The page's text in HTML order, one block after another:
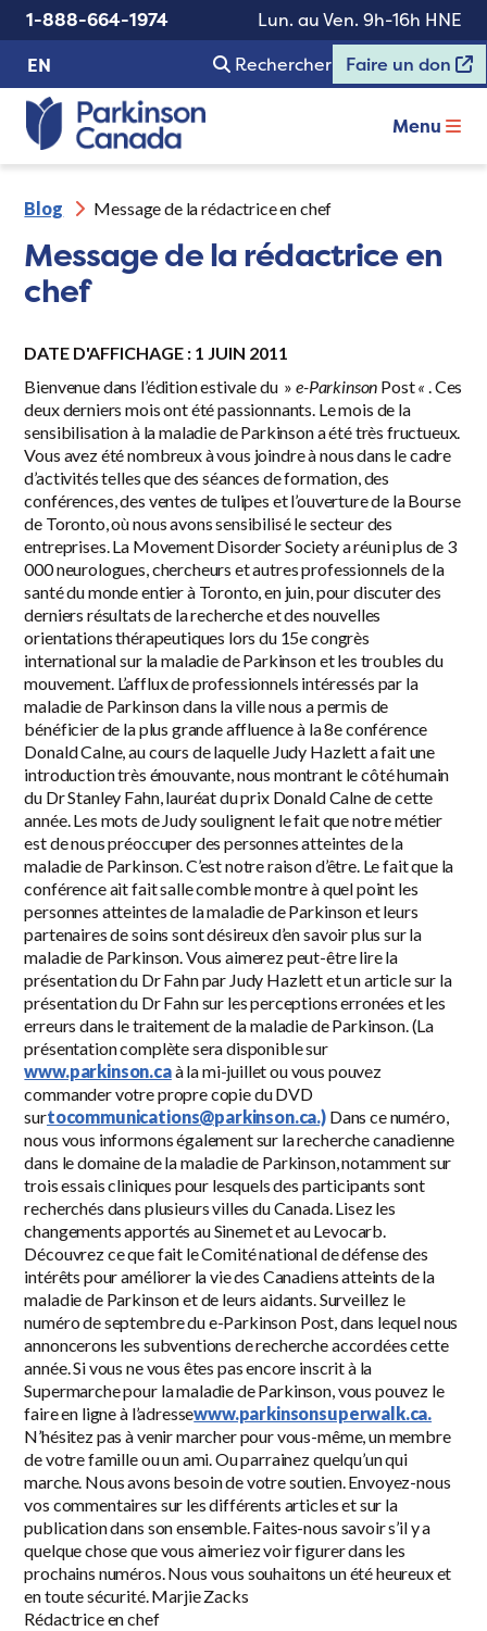
1-888-664-1974
Lun. au Ven. 9h-16h HNE
EN
Rechercher Faire un don
Menu
Blog Message de la rédactrice en chef
Message de la rédactrice en
chef
DATE D'AFFICHAGE : 1 JUIN 2011
Bienvenue dans l’édition estivale du »e-Parkinson Post« . Ces
deux derniers mois ont été passionnants. Le mois de la
sensibilisation à la maladie de Parkinson a été très fructueux.
Vous avez été nombreux à vous joindre à nous dans le cadre
d’activités telles que des séances de formation, des
conférences, des ventes de tulipes et l’ouverture de la Bourse
de Toronto, où nous avons sensibilisé le secteur des
entreprises. La Movement Disorder Society a réuni plus de 3
000 neurologues, chercheurs et autres professionnels de la
santé du monde entier à Toronto, en juin, pour discuter des
derniers résultats de la recherche et des nouvelles
orientations thérapeutiques lors du 15e congrès
international sur la maladie de Parkinson et les troubles du
mouvement. L’afflux de professionnels intéressés par la
maladie de Parkinson dans la ville nous a permis de
bénéficier de la plus grande affluence à la 8e conférence
Donald Calne, au cours de laquelle Judy Hazlett a fait une
introduction très émouvante, nous montrant le côté humain
du Dr Stanley Fahn, lauréat du prix Donald Calne de cette
année. Les mots de Judy soulignent le fait que notre métier
est de nous préoccuper des personnes atteintes de la
maladie de Parkinson. C’est notre raison d’être. Le fait que la
conférence ait fait salle comble montre à quel point les
personnes atteintes de la maladie de Parkinson et leurs
partenaires de soins sont désireux d’en savoir plus sur la
maladie de Parkinson. Vous aimerez peut-être lire la
présentation du Dr Fahn par Judy Hazlett et un article sur la
présentation du Dr Fahn sur les perceptions erronées et les
erreurs dans le traitement de la maladie de Parkinson. (La
présentation complète sera disponible sur
www.parkinson.caà la mi-juillet ou vous pouvez
commander votre propre copie du DVD
surtocommunications@parkinson.ca.)Dans ce numéro,
nous vous informons également sur la recherche canadienne
dans le domaine de la maladie de Parkinson, notamment sur
trois essais cliniques pour lesquels des participants sont
recherchés dans plusieurs villes du Canada. Lisez les
changements apportés au Sinemet et au Levocarb.
Découvrez ce que fait le Comité national de défense des
intérêts pour améliorer la vie des Canadiens atteints de la
maladie de Parkinson et de leurs aidants. Surveillez le
numéro de septembre du e-Parkinson Post, dans lequel nous
annoncerons les subventions de recherche accordées cette
année. Si vous ne vous êtes pas encore inscrit à la
Supermarche pour la maladie de Parkinson, vous pouvez le
faire en ligne à l’adressewww.parkinsonsuperwalk.ca.
N’hésitez pas à venir marcher pour vous-même, un membre
de votre famille ou un ami. Ou parrainez quelqu’un qui
marche. Nous avons besoin de votre soutien. Envoyez-nous
vos commentaires sur les différents articles et sur la
publication dans son ensemble. Faites-nous savoir s’il y a
quelque chose que vous aimeriez voir figurer dans les
prochains numéros. Nous vous souhaitons un été heureux et
en toute sécurité. Marjie Zacks
Rédactrice en chef